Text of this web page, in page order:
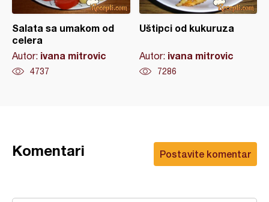
Salata sa umakom od
celera
Autor: ivana mitrovic
4737
Uštipci od kukuruza
Autor: ivana mitrovic
7286
Postavite komentar
Komentari